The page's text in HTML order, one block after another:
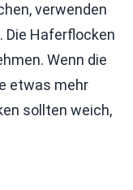
verwenden
Die Haferflocken
Wenn die
etwas mehr
sollten weich,